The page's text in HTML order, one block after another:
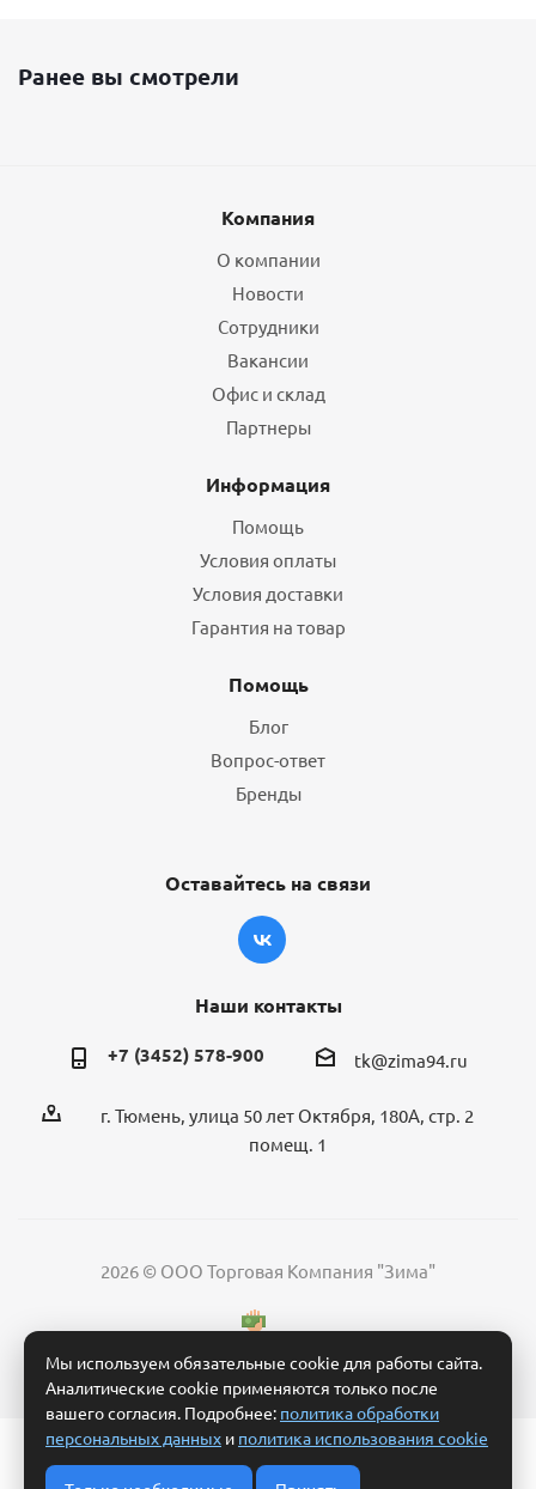
Ранее вы смотрели
Компания
О компании
Новости
Сотрудники
Вакансии
Офис и склад
Партнеры
Информация
Помощь
Условия оплаты
Условия доставки
Гарантия на товар
Помощь
Блог
Вопрос-ответ
Бренды
Оставайтесь на связи
Наши контакты
+7 (3452) 578-900 tk@zima94.ru
г. Тюмень, улица 50 лет Октября, 180А, стр. 2
помещ. 1
2026 © ООО Торговая Компания "Зима"
Политика обработки персональных данных
Согласие на обработку персональных данных
Мы используем обязательные cookie для работы сайта.
Аналитические cookie применяются только после
вашего согласия. Подробнее: политика обработки
персональных данных и политика использования cookie